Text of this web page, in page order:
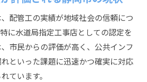
配管工の実績が地域社会の信頼につ
に水道局指定工事店としての認定を
市民からの評価が高く、公共インフ
といった課題に迅速かつ確実に対応
ています。